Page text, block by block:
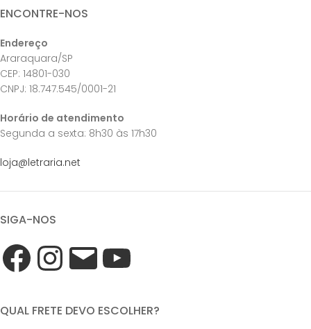
ENCONTRE-NOS
Endereço
Araraquara/SP
CEP: 14801-030
CNPJ: 18.747.545/0001-21
Horário de atendimento
Segunda a sexta: 8h30 às 17h30
loja@letraria.net
SIGA-NOS
QUAL FRETE DEVO ESCOLHER?